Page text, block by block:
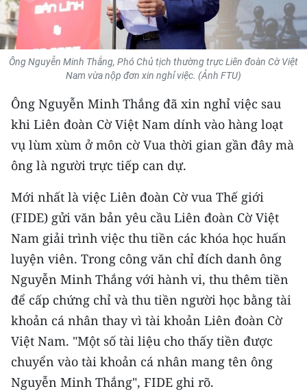
BẠN ĐỌC
KIỂM CHỨNG THÔNG TIN
TRI THỨC CHUYÊN SÂU
54 DÂN TỘC VIỆT NAM
CHƯƠNG TRÌNH OCOP - MỖI XÃ
MỘT SẢN PHẨM
RADIO
MEDIA CENTER
E-Magazine
Video
Media Chính trị
Media Kinh tế
Ông Nguyễn Minh Thắng, Phó Chủ tịch thường trực Liên đoàn Cờ Việt
Nam vừa nộp đơn xin nghỉ việc. (Ảnh FTU)
Ông Nguyễn Minh Thắng đã xin nghỉ việc sau
khi Liên đoàn Cờ Việt Nam dính vào hàng loạt
vụ lùm xùm ở môn cờ Vua thời gian gần đây mà
ông là người trực tiếp can dự.
Mới nhất là việc Liên đoàn Cờ vua Thế giới
(FIDE) gửi văn bản yêu cầu Liên đoàn Cờ Việt
Nam giải trình việc thu tiền các khóa học huấn
luyện viên. Trong công văn chỉ đích danh ông
Nguyễn Minh Thắng với hành vi, thu thêm tiền
để cấp chứng chỉ và thu tiền người học bằng tài
khoản cá nhân thay vì tài khoản Liên đoàn Cờ
Việt Nam. "Một số tài liệu cho thấy tiền được
chuyển vào tài khoản cá nhân mang tên ông
Nguyễn Minh Thắng", FIDE ghi rõ.